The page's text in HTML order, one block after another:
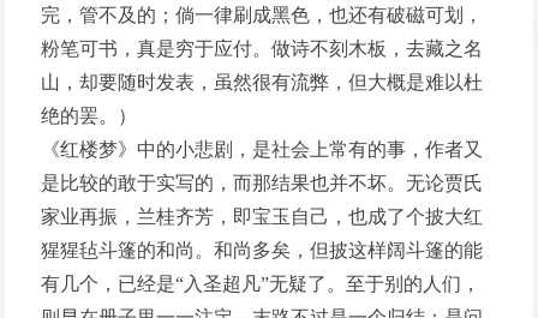
完，管不及的；倘一律刷成黑色，也还有破磁可划，
粉笔可书，真是穷于应付。做诗不刻木板，去藏之名
山，却要随时发表，虽然很有流弊，但大概是难以杜
绝的罢。）
《红楼梦》中的小悲剧，是社会上常有的事，作者又
是比较的敢于实写的，而那结果也并不坏。无论贾氏
家业再振，兰桂齐芳，即宝玉自己，也成了个披大红
猩猩毡斗篷的和尚。和尚多矣，但披这样阔斗篷的能
有几个，已经是“入圣超凡”无疑了。至于别的人们，